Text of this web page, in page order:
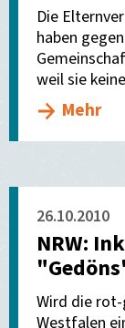
Die
haben
weil sie
Mehr
26.10.2010
NRW:
Wird die
Westfalen